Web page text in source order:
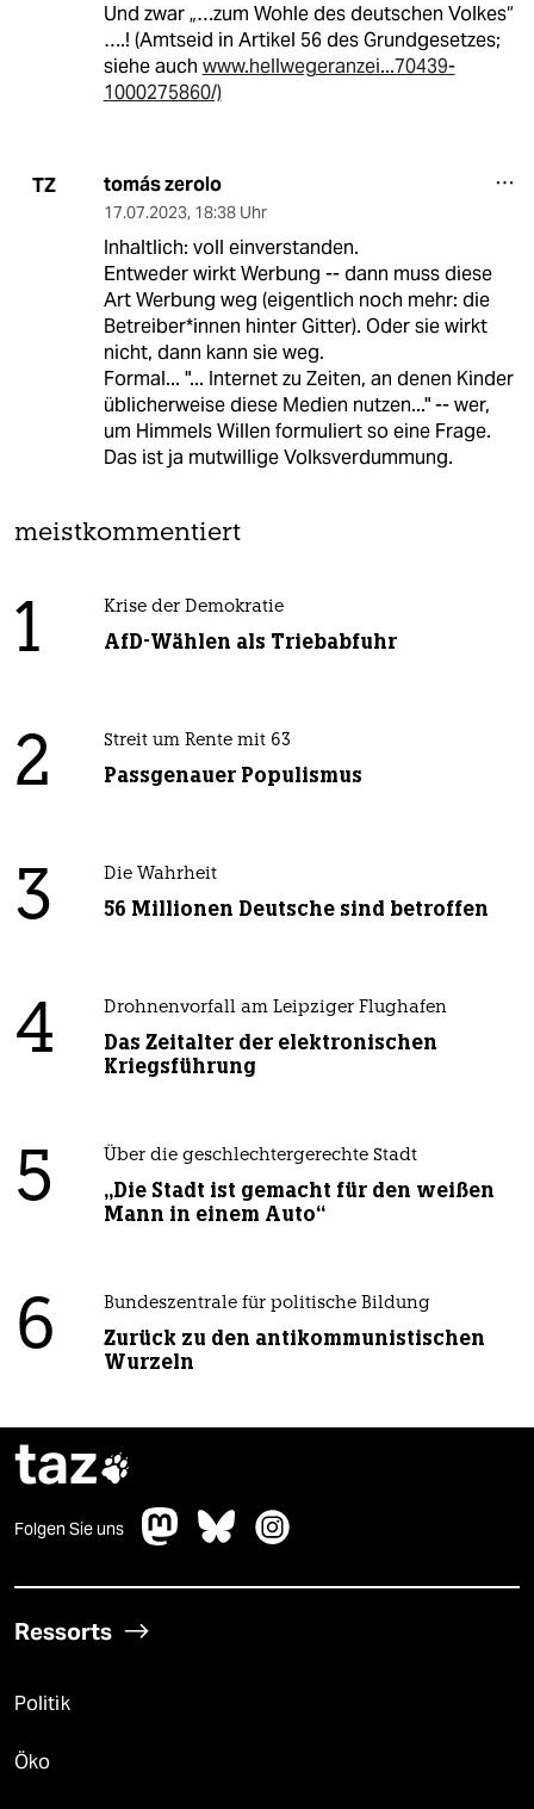
Und zwar „…zum Wohle des deutschen Volkes“
….! (Amtseid in Artikel 56 des Grundgesetzes;
siehe auch www.hellwegeranzei...70439-
1000275860/)
TZ tomás zerolo
17.07.2023, 18:38 Uhr
Inhaltlich: voll einverstanden.
Entweder wirkt Werbung -- dann muss diese
Art Werbung weg (eigentlich noch mehr: die
Betreiber*innen hinter Gitter). Oder sie wirkt
nicht, dann kann sie weg.
Formal... "... Internet zu Zeiten, an denen Kinder
üblicherweise diese Medien nutzen..." -- wer,
um Himmels Willen formuliert so eine Frage.
Das ist ja mutwillige Volksverdummung.
meistkommentiert
1 Krise der Demokratie
AfD-Wählen als Triebabfuhr
2 Streit um Rente mit 63
Passgenauer Populismus
3 Die Wahrheit
56 Millionen Deutsche sind betroffen
4 Drohnenvorfall am Leipziger Flughafen
Das Zeitalter der elektronischen
Kriegsführung
5 Über die geschlechtergerechte Stadt
„Die Stadt ist gemacht für den weißen
Mann in einem Auto“
6 Bundeszentrale für politische Bildung
Zurück zu den antikommunistischen
Wurzeln
taz
Folgen Sie uns
Ressorts
Politik
Öko